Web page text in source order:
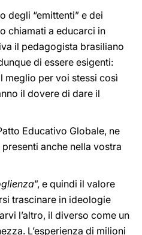
degli “emittenti” e dei
chiamati a educarci in
il pedagogista brasiliano
di essere esigenti:
meglio per voi stessi così
il dovere di dare il
Educativo Globale, ne
anche nella vostra
”, e quindi il valore
trascinare in ideologie
l’altro, il diverso come un
L’esperienza di milioni